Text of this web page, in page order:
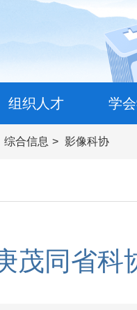
组织人才 学
综合信息 影像科协
茂同省科